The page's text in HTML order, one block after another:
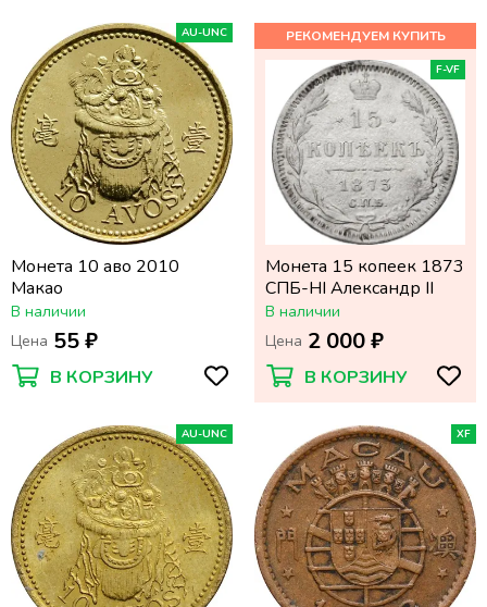
AU-UNC
Монета 10 аво 2010
Макао
В наличии
Цена 55 ₽
В КОРЗИНУ
F-VF
Монета 15 копеек 1873
СПБ-НI Александр II
В наличии
Цена 2 000 ₽
В КОРЗИНУ
AU-UNC XF